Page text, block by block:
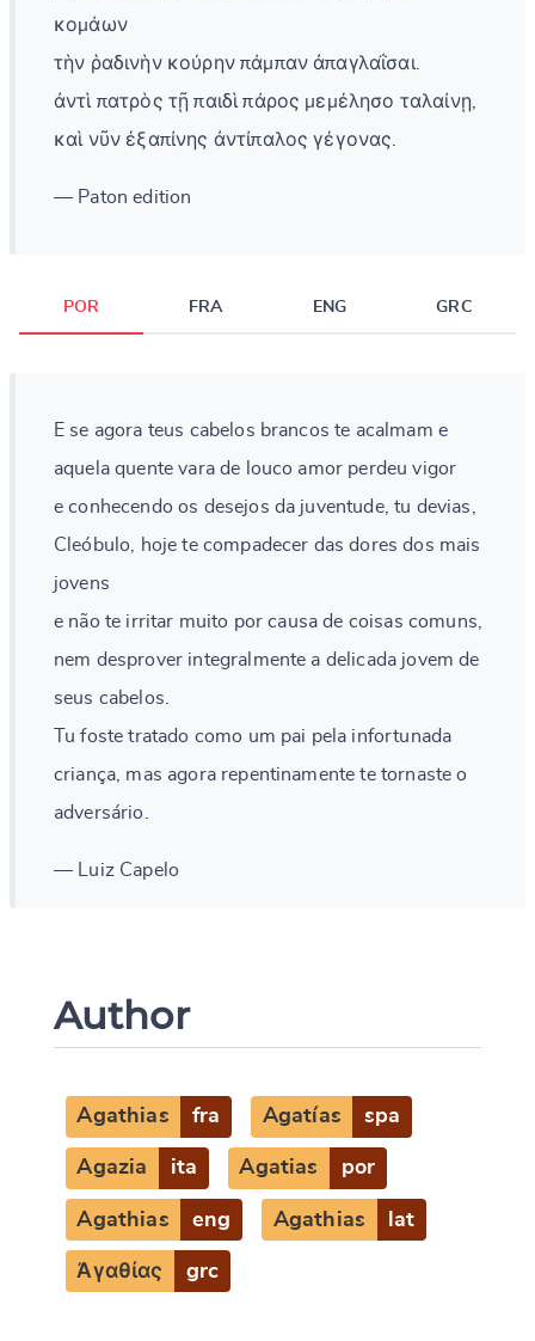
κομάων
τὴν ῥαδινὴν κούρην πάμπαν ἀπαγλαΐσαι.
ἀντὶ πατρὸς τῇ παιδὶ πάρος μεμέλησο ταλαίνῃ,
καὶ νῦν ἐξαπίνης ἀντίπαλος γέγονας.
— Paton edition
POR FRA ENG GRC
E se agora teus cabelos brancos te acalmam e
aquela quente vara de louco amor perdeu vigor
e conhecendo os desejos da juventude, tu devias,
Cleóbulo, hoje te compadecer das dores dos mais
jovens
e não te irritar muito por causa de coisas comuns,
nem desprover integralmente a delicada jovem de
seus cabelos.
Tu foste tratado como um pai pela infortunada
criança, mas agora repentinamente te tornaste o
adversário.
— Luiz Capelo
Author
Agathias fra Agatías spa
Agazia ita Agatias por
Agathias eng Agathias lat
Ἀγαθίας grc